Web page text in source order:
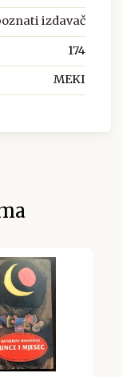
izdavač
174
MEKI